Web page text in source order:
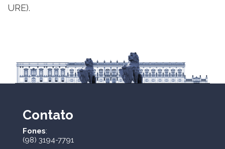
URE).
Contato
Fones:
(98) 3194-7791